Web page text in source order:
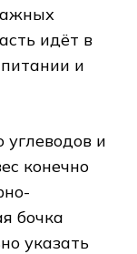
идёт в
и
углеводов и
конечно
бочка
указать